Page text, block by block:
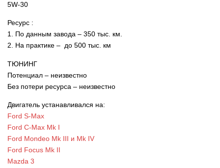
5W-30
Ресурс :
1. По данным завода – 350 тыс. км.
2. На практике – до 500 тыс. км
ТЮНИНГ
Потенциал – неизвестно
Без потери ресурса – неизвестно
Двигатель устанавливался на:
Ford S-Max
Ford C-Max Mk I
Ford Mondeo Mk III и Mk IV
Ford Focus Mk II
Mazda 3